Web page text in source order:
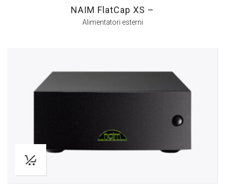
NAIM FlatCap XS –
Alimentatori esterni